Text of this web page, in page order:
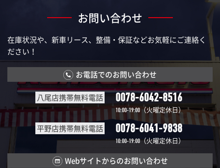
お問い合わせ
在庫状況や、新車リース、整備・保証などお気軽にご連絡く
ださい！
お電話でのお問い合わせ
八尾店携帯無料電話 0078-6042-8516
10:00-19:00 （火曜定休日）
平野店携帯無料電話 0078-6041-9838
10:00-19:00（火曜定休日）
Webサイトからのお問い合わせ